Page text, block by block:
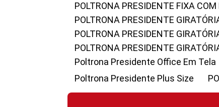
POLTRONA PRESIDENTE FIXA
POLTRONA PRESIDENTE
POLTRONA PRESIDENTE
POLTRONA PRESIDENTE
Poltrona Presidente Office Em Tela
Poltrona Presidente Plus Size